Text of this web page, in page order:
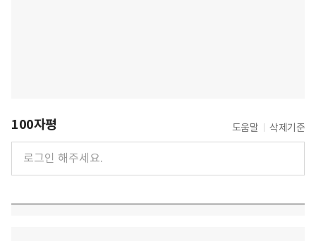
100자평 도움말 삭제기준